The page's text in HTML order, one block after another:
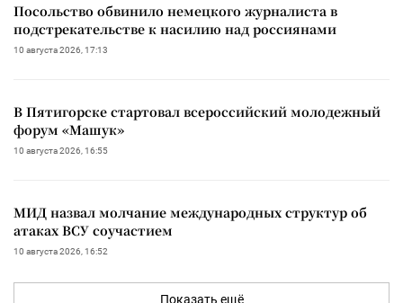
Посольство обвинило немецкого журналиста в
подстрекательстве к насилию над россиянами
10 августа 2026, 17:13
В Пятигорске стартовал всероссийский молодежный
форум «Машук»
10 августа 2026, 16:55
МИД назвал молчание международных структур об
атаках ВСУ соучастием
10 августа 2026, 16:52
Показать ещё